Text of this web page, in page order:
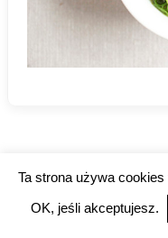
Post
Ta strona używa
OK, jeśli akceptujesz.